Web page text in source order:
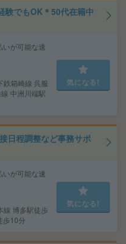
験でもOK＊50代在籍中
が可能な速
箱崎線 呉服
中洲川端駅
気になる!
日程調整など事務サポ
が可能な速
博多駅徒歩
歩10分
気になる!